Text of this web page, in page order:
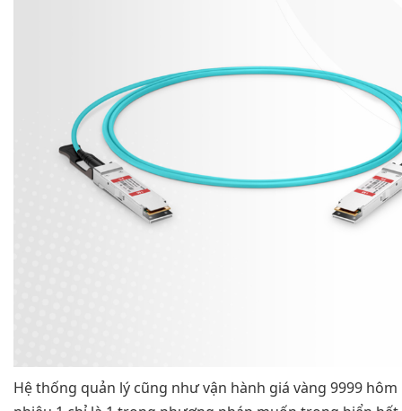
Hệ thống quản lý cũng như vận hành giá vàng 9999 hôm